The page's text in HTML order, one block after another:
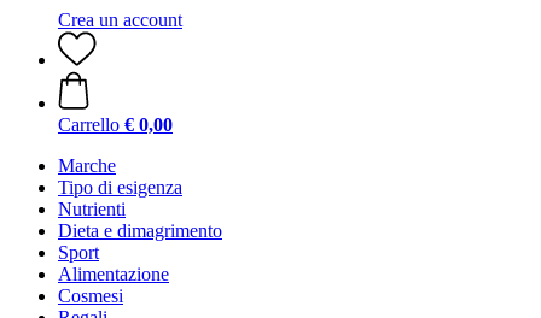
Crea un account
Carrello € 0,00
Marche
Tipo di esigenza
Nutrienti
Dieta e dimagrimento
Sport
Alimentazione
Cosmesi